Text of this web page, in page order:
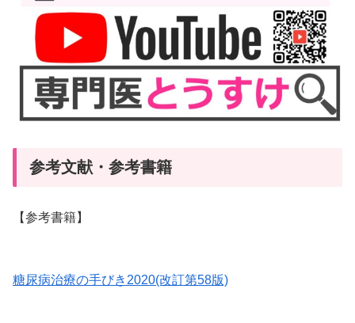
参考文献・参考書籍
【参考書籍】
糖尿病治療の手びき2020(改訂第58版)